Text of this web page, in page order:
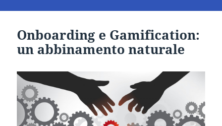
Onboarding e Gamification:
un abbinamento naturale